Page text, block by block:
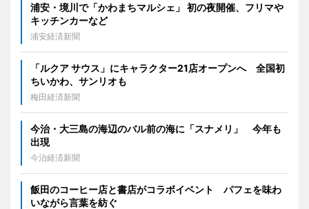
浦安・境川で「かわまちマルシェ」 初の夜開催、フリマや
キッチンカーなど
浦安経済新聞
「ルクア サウス」にキャラクター21店オープンへ 全国初
ちいかわ、サンリオも
梅田経済新聞
今治・大三島の海辺のバル前の海に「スナメリ」 今年も
出現
今治経済新聞
飯田のコーヒー店と書店がコラボイベント パフェを味わ
いながら言葉を紡ぐ